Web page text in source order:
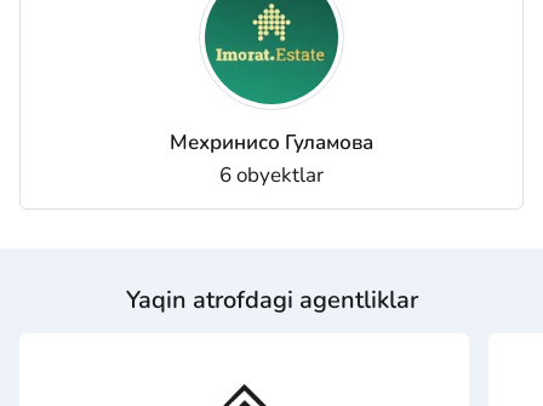
Мехринисо Гуламова
6 obyektlar
Yaqin atrofdagi agentliklar